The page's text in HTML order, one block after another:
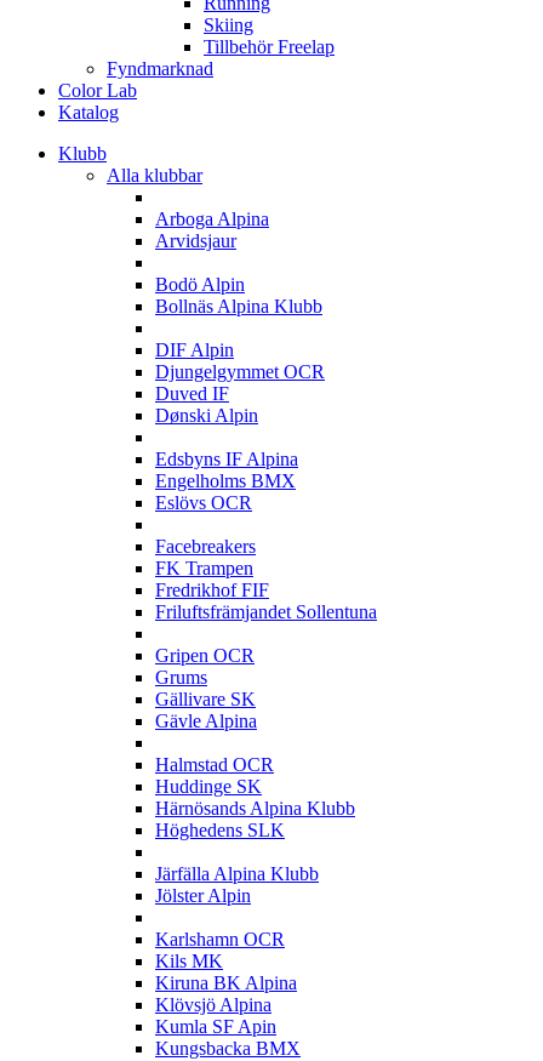
Skiing
Tillbehör Freelap
Fyndmarknad
Color Lab
Katalog
Klubb
Alla klubbar
Arboga Alpina
Arvidsjaur
Bodö Alpin
Bollnäs Alpina Klubb
DIF Alpin
Djungelgymmet OCR
Duved IF
Dønski Alpin
Edsbyns IF Alpina
Engelholms BMX
Eslövs OCR
Facebreakers
FK Trampen
Fredrikhof FIF
Friluftsfrämjandet Sollentuna
Gripen OCR
Grums
Gällivare SK
Gävle Alpina
Halmstad OCR
Huddinge SK
Härnösands Alpina Klubb
Höghedens SLK
Järfälla Alpina Klubb
Jölster Alpin
Karlshamn OCR
Kils MK
Kiruna BK Alpina
Klövsjö Alpina
Kumla SF Apin
Kungsbacka BMX